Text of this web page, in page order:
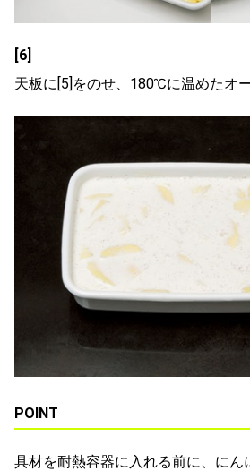
[6]
天板に[5] をのせ、180℃に温めたオ
POINT
具材を耐熱容器に入れる前に、にん